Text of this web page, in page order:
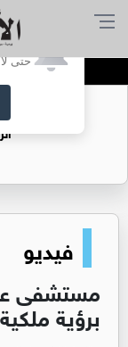
حتى
فيديو
مستشفى
برؤية